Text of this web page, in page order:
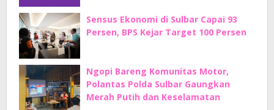
Sensus Ekonomi di Sulbar Capai 93
Persen, BPS Kejar Target 100 Persen
Ngopi Bareng Komunitas Motor,
Polantas Polda Sulbar Gaungkan
Merah Putih dan Keselamatan